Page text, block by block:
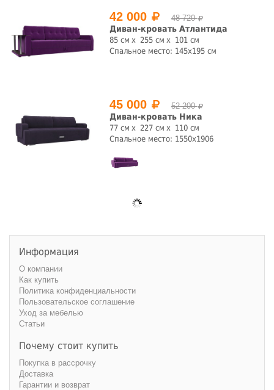
42 000 48 720
Диван-кровать Атлантида
85 см 255 см
101 см
Спальное место: 145х195 см
45 000 52 200
Диван-кровать Ника
77 см 227 см
110 см
Спальное место: 1550х1906
Информация
О компании
Как купить
Политика конфиденциальности
Пользовательское соглашение
Уход за мебелью
Статьи
Почему стоит купить
Покупка в рассрочку
Доставка
Гарантии и возврат